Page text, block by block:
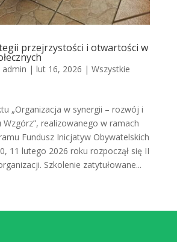
przejrzystości i otwartości w
admin | lut 16, 2026 | Wszystkie
„Organizacja w synergii – rozwój i
realizowanego w ramach
Fundusz Inicjatyw Obywatelskich
11 lutego 2026 roku rozpoczął się II
Szkolenie zatytułowane...